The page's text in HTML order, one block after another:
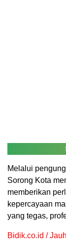
Melalui
Sorong Kota
memberikan
kepercayaan
yang tegas,
Bidik.co.id /